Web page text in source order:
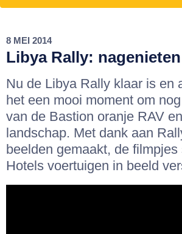
8 MEI 2014
Libya Rally:
Nu de Libya Rally klaar is en
het een mooi moment om
van de Bastion oranje RAV
landschap. Met dank aan
beelden gemaakt, de
Hotels voertuigen in beeld